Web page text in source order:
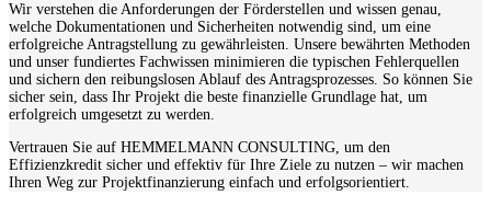
Wir verstehen die Anforderungen der Förderstellen und wissen genau,
welche Dokumentationen und Sicherheiten notwendig sind, um eine
erfolgreiche Antragstellung zu gewährleisten. Unsere bewährten Methoden
und unser fundiertes Fachwissen minimieren die typischen Fehlerquellen
und sichern den reibungslosen Ablauf des Antragsprozesses. So können Sie
sicher sein, dass Ihr Projekt die beste finanzielle Grundlage hat, um
erfolgreich umgesetzt zu werden.
Vertrauen Sie auf HEMMELMANN CONSULTING, um den
Effizienzkredit sicher und effektiv für Ihre Ziele zu nutzen – wir machen
Ihren Weg zur Projektfinanzierung einfach und erfolgsorientiert.